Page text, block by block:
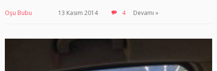
Oşu Bubu 13 Kasım 2014 4 Devamı »